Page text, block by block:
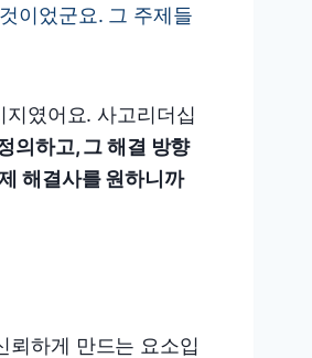
이었군요. 그 주제들
였어요. 사고리더십
의하고, 그 해결 방향
해결사를 원하니까
뢰하게 만드는 요소입